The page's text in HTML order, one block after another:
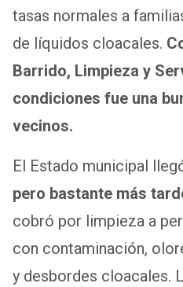
tasas normales a
de líquidos cloacales.
Barrido, Limpieza y
condiciones fue una
vecinos.
El Estado municipal
pero bastante más
cobró por limpieza a
con contaminación,
y desbordes cloacales.